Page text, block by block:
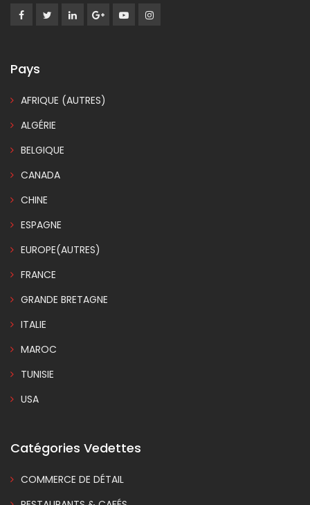
Pays
AFRIQUE (AUTRES)
ALGÉRIE
BELGIQUE
CANADA
CHINE
ESPAGNE
EUROPE(AUTRES)
FRANCE
GRANDE BRETAGNE
ITALIE
MAROC
TUNISIE
USA
Catégories Vedettes
COMMERCE DE DÉTAIL